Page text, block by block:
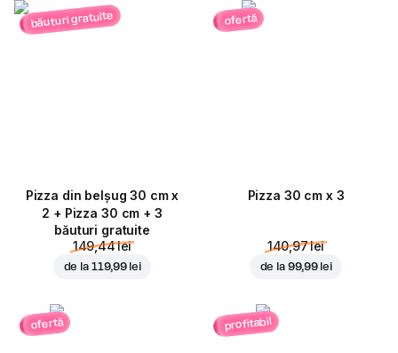
băuturi gratuite
Pizza din belșug 30 cm x
2 + Pizza 30 cm + 3
băuturi gratuite
149,44 lei
de la 119,99 lei
ofertă
Pizza 30 cm x 3
140,97 lei
de la 99,99 lei
ofertă profitabil